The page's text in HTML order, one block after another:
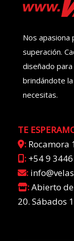
Nos
superación.
diseñado
brindándote
necesitas.
TE
: Rocamora
: +54 9
:
:Abierto
20. Sábados